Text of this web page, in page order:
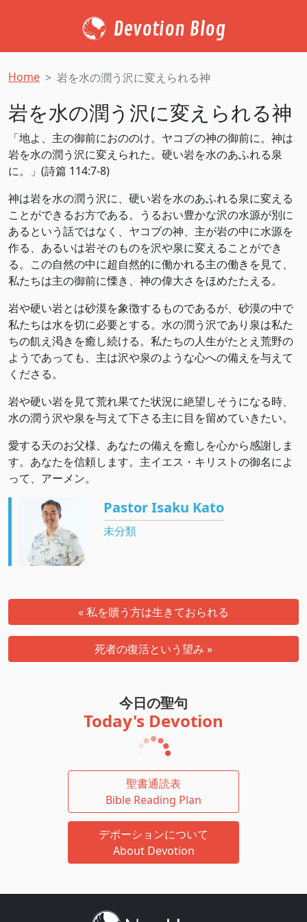
Devotion Blog
Home 岩を水の潤う沢に変えられる神
岩を水の潤う沢に変えられる神
「地よ、主の御前におののけ。ヤコブの神の御前に。神は
岩を水の潤う沢に変えられた。硬い岩を水のあふれる泉
に。」(詩篇 114:7-8)
神は岩を水の潤う沢に、硬い岩を水のあふれる泉に変える
ことができるお方である。うるおい豊かな沢の水源が別に
あるという話ではなく、ヤコブの神、主が岩の中に水源を
作る、あるいは岩そのものを沢や泉に変えることができ
る。この自然の中に超自然的に働かれる主の働きを見て、
私たちは主の御前に慄き、神の偉大さをほめたたえる。
岩や硬い岩とは砂漠を象徴するものであるが、砂漠の中で
私たちは水を切に必要とする。水の潤う沢であり泉は私た
ちの飢え渇きを癒し続ける。私たちの人生がたとえ荒野の
ようであっても、主は沢や泉のような心への備えを与えて
くださる。
岩や硬い岩を見て荒れ果てた状況に絶望しそうになる時、
水の潤う沢や泉を与えて下さる主に目を留めていきたい。
愛する天のお父様、あなたの備えを癒しを心から感謝しま
す。あなたを信頼します。主イエス・キリストの御名によ
って、アーメン。
Pastor Isaku Kato
未分類
« 私を贖う方は生きておられる
死者の復活という望み »
今日の聖句
Today's Devotion
聖書通読表
Bible Reading Plan
デボーションについて
About Devotion